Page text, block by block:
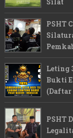
PSHT
Leting
Bukti
PSHT